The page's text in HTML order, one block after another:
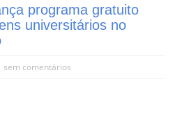
programa gratuito
universitários no
sem comentários